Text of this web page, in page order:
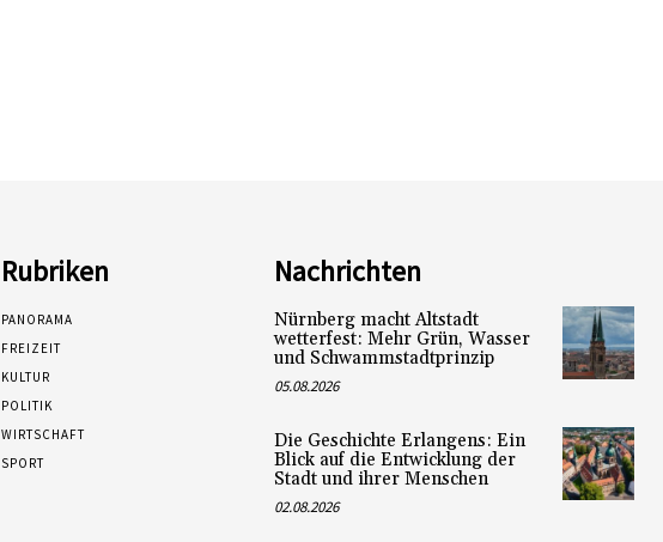
Rubriken
PANORAMA
FREIZEIT
KULTUR
POLITIK
WIRTSCHAFT
SPORT
Nachrichten
Nürnberg macht Altstadt
wetterfest: Mehr Grün, Wasser
und Schwammstadtprinzip
05.08.2026
Die Geschichte Erlangens: Ein
Blick auf die Entwicklung der
Stadt und ihrer Menschen
02.08.2026